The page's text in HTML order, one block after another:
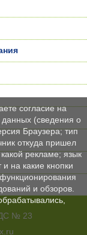
№ 23
согласие на
данных (сведения о
Браузера; тип
откуда пришел
рекламе; язык
на какие кнопки
и обзоров.